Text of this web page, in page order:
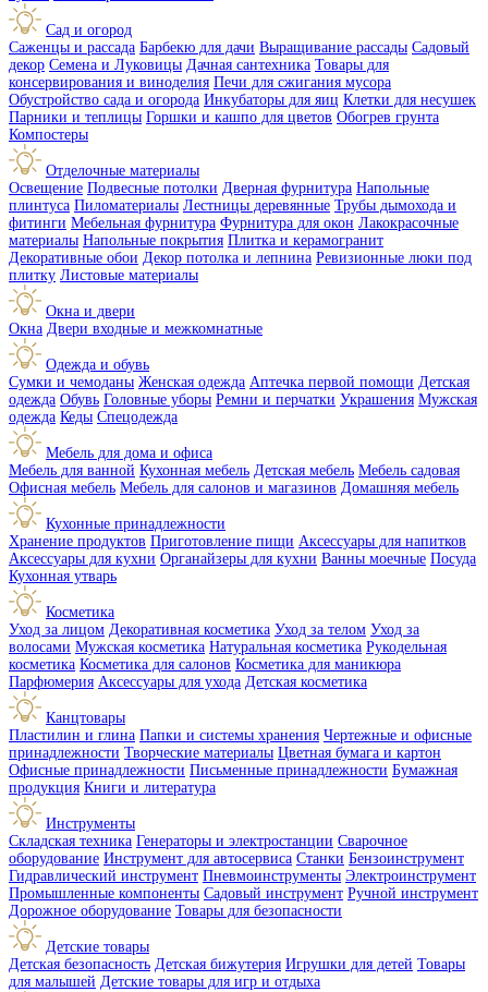
Сад и огород
Саженцы и рассада Барбекю для дачи Выращивание рассады Садовый
декор Семена и Луковицы Дачная сантехника Товары для
консервирования и виноделия Печи для сжигания мусора
Обустройство сада и огорода Инкубаторы для яиц Клетки для несушек
Парники и теплицы Горшки и кашпо для цветов Обогрев грунта
Компостеры
Отделочные материалы
Освещение Подвесные потолки Дверная фурнитура Напольные
плинтуса Пиломатериалы Лестницы деревянные Трубы дымохода и
фитинги Мебельная фурнитура Фурнитура для окон Лакокрасочные
материалы Напольные покрытия Плитка и керамогранит
Декоративные обои Декор потолка и лепнина Ревизионные люки под
плитку Листовые материалы
Окна и двери
Окна Двери входные и межкомнатные
Одежда и обувь
Сумки и чемоданы Женская одежда Аптечка первой помощи Детская
одежда Обувь Головные уборы Ремни и перчатки Украшения Мужская
одежда Кеды Спецодежда
Мебель для дома и офиса
Мебель для ванной Кухонная мебель Детская мебель Мебель садовая
Офисная мебель Мебель для салонов и магазинов Домашняя мебель
Кухонные принадлежности
Хранение продуктов Приготовление пищи Аксессуары для напитков
Аксессуары для кухни Органайзеры для кухни Ванны моечные Посуда
Кухонная утварь
Косметика
Уход за лицом Декоративная косметика Уход за телом Уход за
волосами Мужская косметика Натуральная косметика Рукодельная
косметика Косметика для салонов Косметика для маникюра
Парфюмерия Аксессуары для ухода Детская косметика
Канцтовары
Пластилин и глина Папки и системы хранения Чертежные и офисные
принадлежности Творческие материалы Цветная бумага и картон
Офисные принадлежности Письменные принадлежности Бумажная
продукция Книги и литература
Инструменты
Складская техника Генераторы и электростанции Сварочное
оборудование Инструмент для автосервиса Станки Бензоинструмент
Гидравлический инструмент Пневмоинструменты Электроинструмент
Промышленные компоненты Садовый инструмент Ручной инструмент
Дорожное оборудование Товары для безопасности
Детские товары
Детская безопасность Детская бижутерия Игрушки для детей Товары
для малышей Детские товары для игр и отдыха